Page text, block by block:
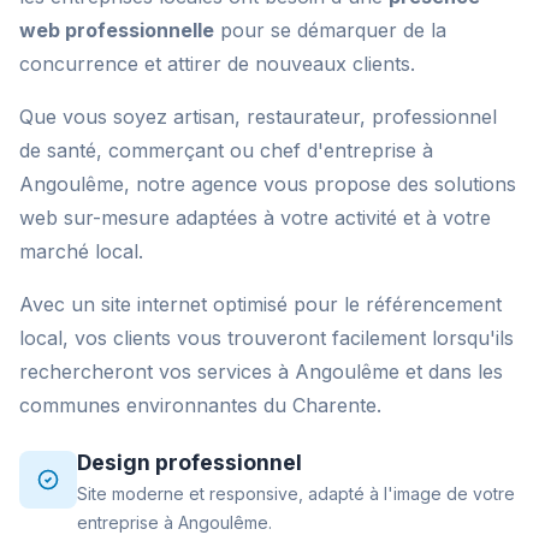
web professionnelle pour se démarquer de la
concurrence et attirer de nouveaux clients.
Que vous soyez artisan, restaurateur, professionnel
de santé, commerçant ou chef d'entreprise à
Angoulême, notre agence vous propose des solutions
web sur-mesure adaptées à votre activité et à votre
marché local.
Avec un site internet optimisé pour le référencement
local, vos clients vous trouveront facilement lorsqu'ils
rechercheront vos services à Angoulême et dans les
communes environnantes du Charente.
Design professionnel
Site moderne et responsive, adapté à l'image de votre
entreprise à Angoulême.